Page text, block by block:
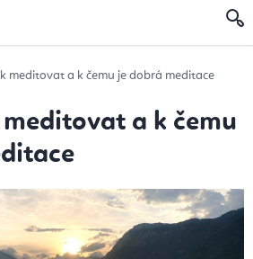
meditovat a k čemu je dobrá meditace
a k čemu